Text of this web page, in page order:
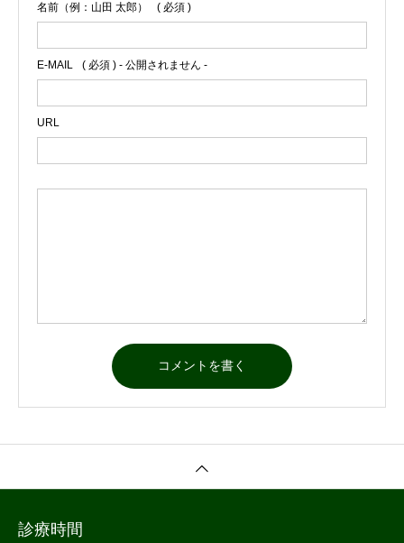
名前（例：山田 太郎） ( 必須 )
E-MAIL ( 必須 ) - 公開されません -
URL
診療時間